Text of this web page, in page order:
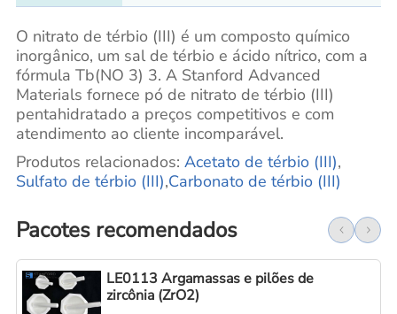
O nitrato de térbio (III) é um composto químico
inorgânico, um sal de térbio e ácido nítrico, com a
fórmula Tb(NO 3) 3. A Stanford Advanced
Materials fornece pó de nitrato de térbio (III)
pentahidratado a preços competitivos e com
atendimento ao cliente incomparável.
Produtos relacionados: Acetato de térbio (III),
Sulfato de térbio (III),Carbonato de térbio (III)
Pacotes recomendados
LE0113 Argamassas e pilões de
zircônia (ZrO2)